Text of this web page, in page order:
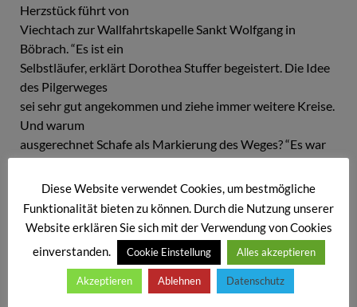
Herzstück führt von
Viechtach zur Wallfahrtskapelle Sankt Wolfgang in
Böbrach. “Es ist ein
Selbstläufer, erklärt Dorothea Stuffer begeistert. Die Idee
des Pilgerweges
sei sehr gut angekommen und ziehe immer weitere Kreise.
Und warum
ausgerechnet Schafe als Markierung des Weges? “Es war
zunächst Intuition,
erzählt die sympathische Künstlerin. Später habe sich die
Intuition als
richtig herausgestellt: “Der Heilige Wolfgang wird
schließlich als Hirte
dargestellt. Und Hirte und Schafe gehören zusammen.
Auch wenn Dorothea Stuffer im Moment viel Zeit damit
Diese Website verwendet Cookies, um bestmögliche
Funktionalität bieten zu können. Durch die Nutzung unserer
Website erklären Sie sich mit der Verwendung von Cookies
einverstanden.
Cookie Einstellung Alles akzeptieren
Akzeptieren Ablehnen Datenschutz